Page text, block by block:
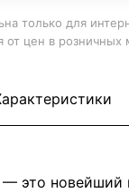
только для
от цен в розничных
— это новейший